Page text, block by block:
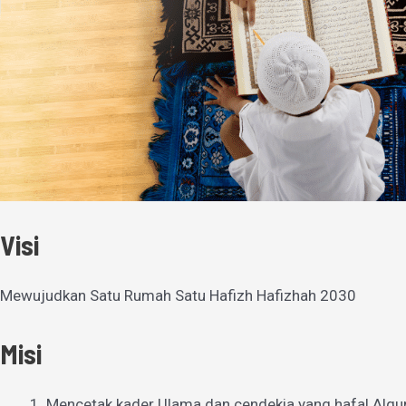
Visi
Mewujudkan Satu Rumah Satu Hafizh Hafizhah 2030
Misi